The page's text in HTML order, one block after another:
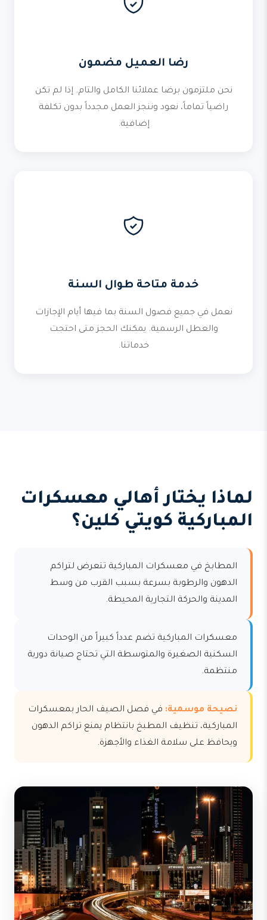
رضا العميل مضمون
نحن ملتزمون برضا عملائنا الكامل والتام. إذا لم تكن
راضياً تماماً، نعود وننجز العمل مجدداً بدون تكلفة
إضافية.
خدمة متاحة طوال السنة
نعمل في جميع فصول السنة بما فيها أيام الإجازات
والعطل الرسمية. يمكنك الحجز متى احتجت
خدماتنا.
لماذا يختار أهالي معسكرات
المباركية كويتي كلين؟
المطابخ في معسكرات المباركية تتعرض لتراكم
الدهون والرطوبة بسرعة بسبب القرب من وسط
المدينة والحركة التجارية المحيطة.
معسكرات المباركية تضم عدداً كبيراً من الوحدات
السكنية الصغيرة والمتوسطة التي تحتاج صيانة دورية
منتظمة.
نصيحة موسمية: في فصل الصيف الحار بمعسكرات
المباركية، تنظيف المطبخ بانتظام يمنع تراكم الدهون
ويحافظ على سلامة الغذاء والأجهزة.